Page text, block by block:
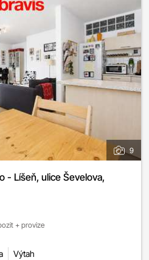
9
- Líšeň, ulice Ševelova,
+ provize
Výtah